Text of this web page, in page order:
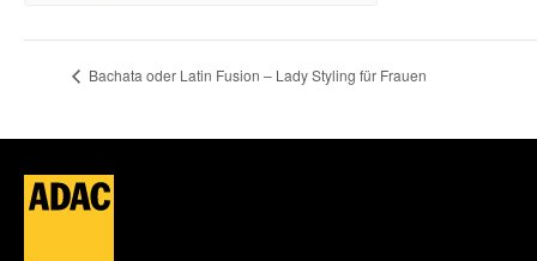
Bachata oder Latin Fusion – Lady Styling für Frauen